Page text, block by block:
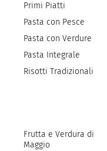
Primi Piatti
Pasta con Pesce
Pasta con Verdure
Pasta Integrale
Risotti Tradizionali
Frutta e Verdura di
Maggio